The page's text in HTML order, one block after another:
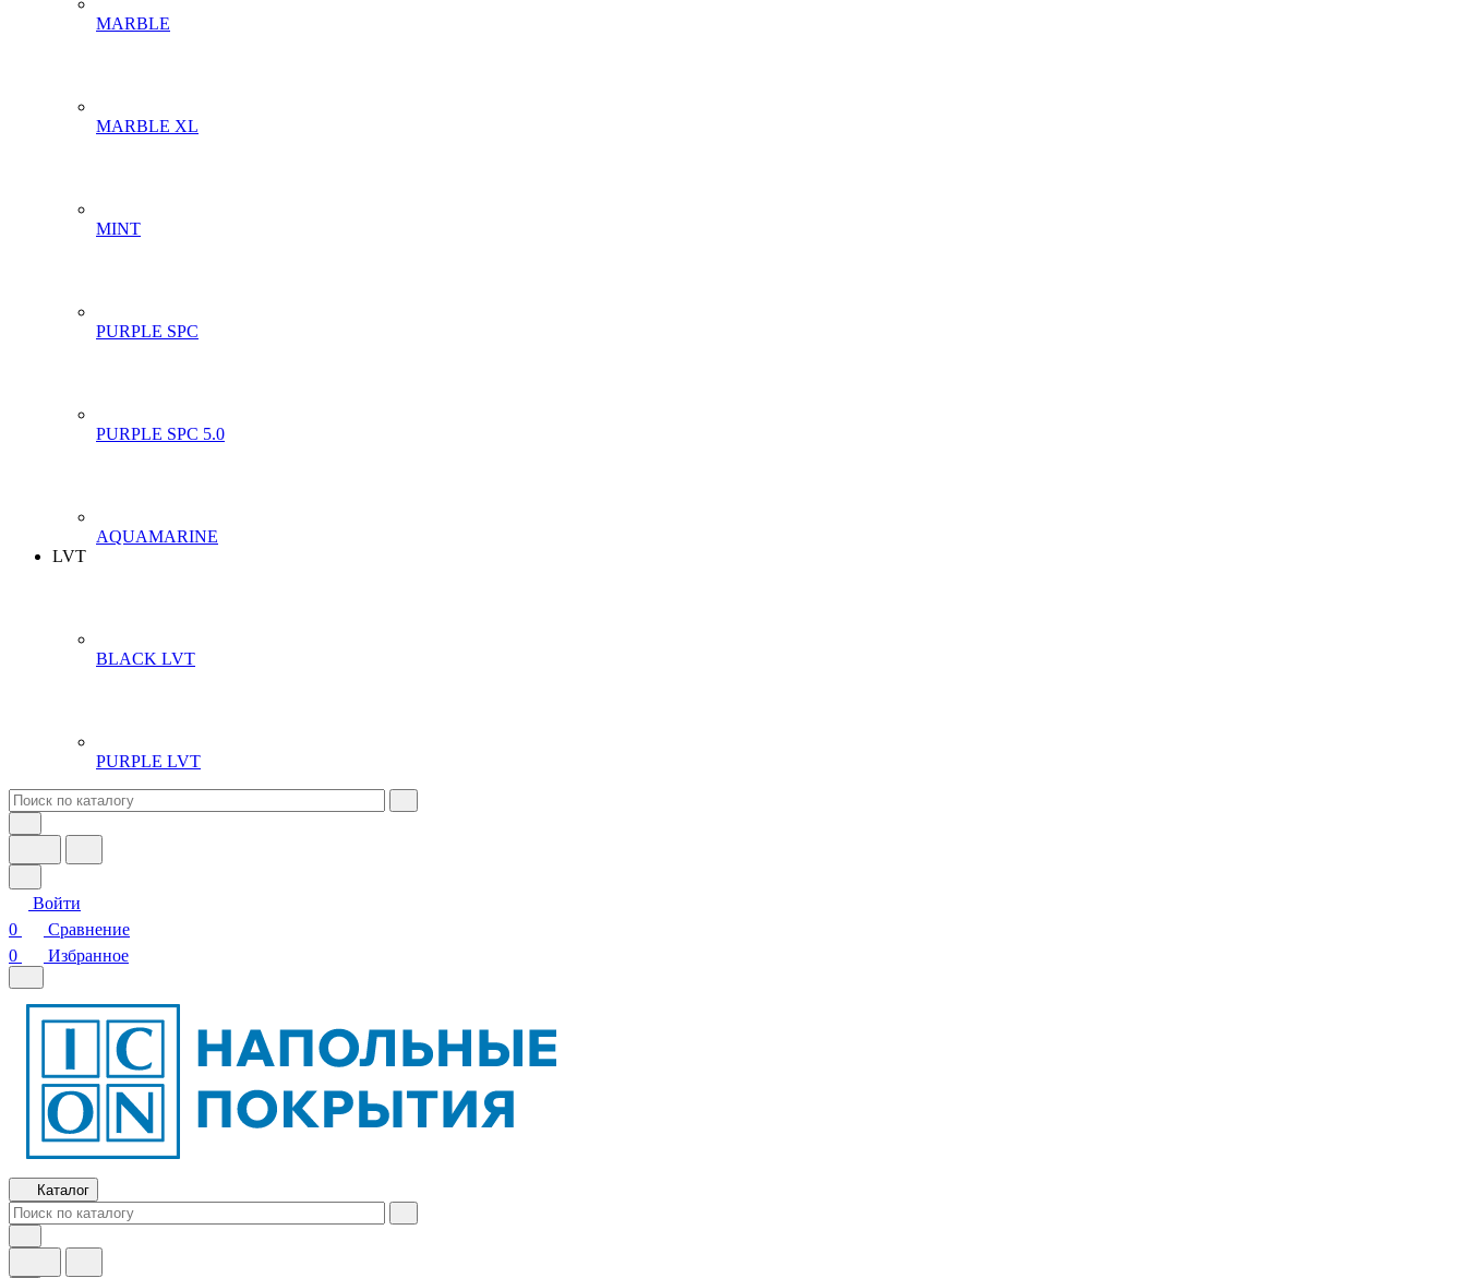
MARBLE
MARBLE XL
MINT
PURPLE SPC
PURPLE SPC 5.0
AQUAMARINE
LVT
BLACK LVT
PURPLE LVT
Войти
0
Сравнение
0
Избранное
Каталог